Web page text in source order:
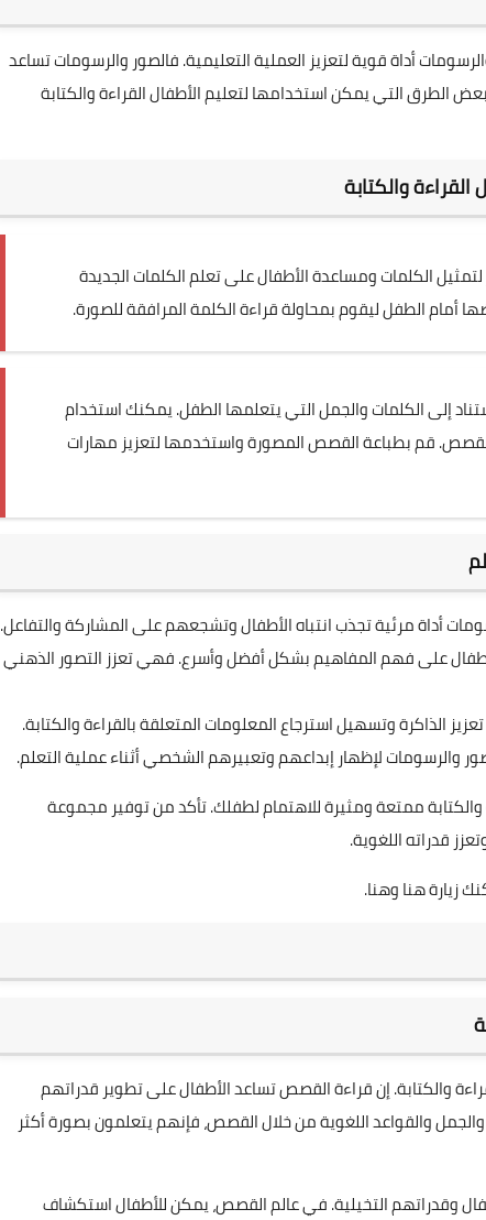
أداة قوية لتعزيز العملية التعليمية. فالصور والرسومات تساعد
التي يمكن استخدامها لتعليم الأطفال القراءة والكتابة
والكتابة
الكلمات ومساعدة الأطفال على تعلم الكلمات الجديدة
أمام الطفل ليقوم بمحاولة قراءة الكلمة المرافقة للصورة.
إلى الكلمات والجمل التي يتعلمها الطفل. يمكنك استخدام
القصص. قم بطباعة القصص المصورة واستخدمها لتعزيز مهارات
أداة مرئية تجذب انتباه الأطفال وتشجعهم على المشاركة والتفاعل.
على فهم المفاهيم بشكل أفضل وأسرع. فهي تعزز التصور الذهني
الذاكرة وتسهيل استرجاع المعلومات المتعلقة بالقراءة والكتابة.
والرسومات لإظهار إبداعهم وتعبيرهم الشخصي أثناء عملية التعلم.
ممتعة ومثيرة للاهتمام لطفلك. تأكد من توفير مجموعة
قدراته اللغوية.
زيارةهناوهنا.
والكتابة. إن قراءة القصص تساعد الأطفال على تطوير قدراتهم
والقواعد اللغوية من خلال القصص، فإنهم يتعلمون بصورة أكثر
وقدراتهم التخيلية. في عالم القصص، يمكن للأطفال استكشاف